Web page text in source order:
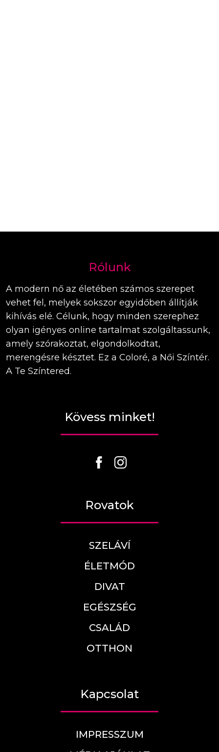
Rólunk
A modern nő az életében számos szerepet
vehet fel, melyek sokszor egyidőben állítják
kihívás elé. Célunk, hogy minden szerephez
olyan igényes online tartalmat szolgáltassunk,
amely szórakoztat, elgondolkodtat,
merengésre késztet. Ez a Coloré, a Női Színtér.
A Te Színtered.
Kövess minket!
Rovatok
SZELÁVÍ
ÉLETMÓD
DIVAT
EGÉSZSÉG
CSALÁD
OTTHON
Kapcsolat
IMPRESSZUM